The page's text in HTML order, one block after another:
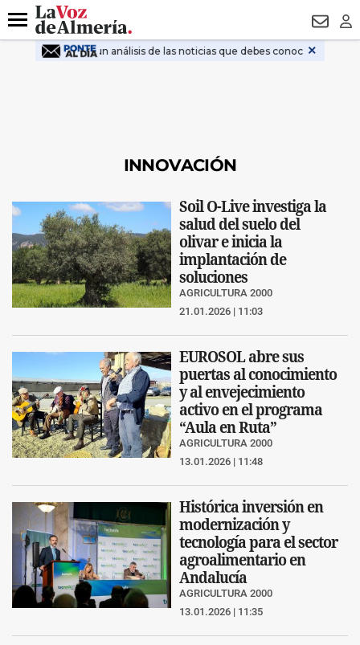
DESTACADO CONDENADOS
Menú
INNOVACIÓN
Soil O-Live investiga la
salud del suelo del
olivar e inicia la
implantación de
soluciones
AGRICULTURA 2000
21.01.2026 | 11:03
EUROSOL abre sus
puertas al conocimiento
y al envejecimiento
activo en el programa
“Aula en Ruta”
AGRICULTURA 2000
13.01.2026 | 11:48
Histórica inversión en
modernización y
tecnología para el sector
agroalimentario en
Andalucía
AGRICULTURA 2000
13.01.2026 | 11:35